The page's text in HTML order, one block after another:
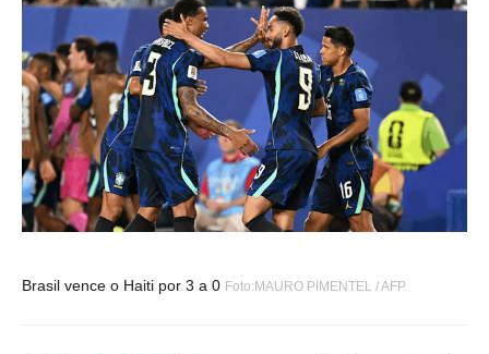
Brasil vence o Haiti por 3 a 0 Foto:MAURO PIMENTEL / AFP